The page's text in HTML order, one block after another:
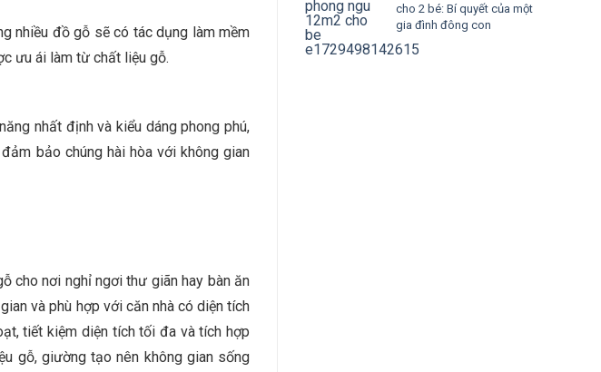
nhiều đồ gỗ sẽ có tác dụng làm mềm
ưu ái làm từ chất liệu gỗ.
nhất định và kiểu dáng phong phú,
bảo chúng hài hòa với không gian
cho nơi nghỉ ngơi thư giãn hay bàn ăn
và phù hợp với căn nhà có diện tích
tiết kiệm diện tích tối đa và tích hợp
gỗ, giường tạo nên không gian sống
cho 2 bé: Bí quyết của một
gia đình đông con